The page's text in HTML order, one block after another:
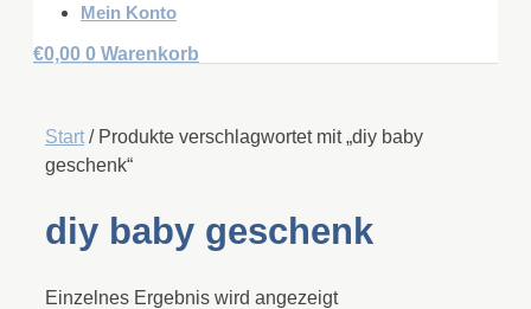
Mein Konto
€0,00 0 Warenkorb
Start / Produkte verschlagwortet mit „diy baby
geschenk“
diy baby geschenk
Einzelnes Ergebnis wird angezeigt